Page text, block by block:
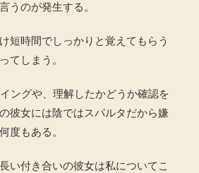
うのが発生する。
短時間でしっかりと覚えてもらう
てしまう。
ングや、理解したかどうか確認を
彼女には陰ではスパルタだから嫌
度もある。
い付き合いの彼女は私についてこ